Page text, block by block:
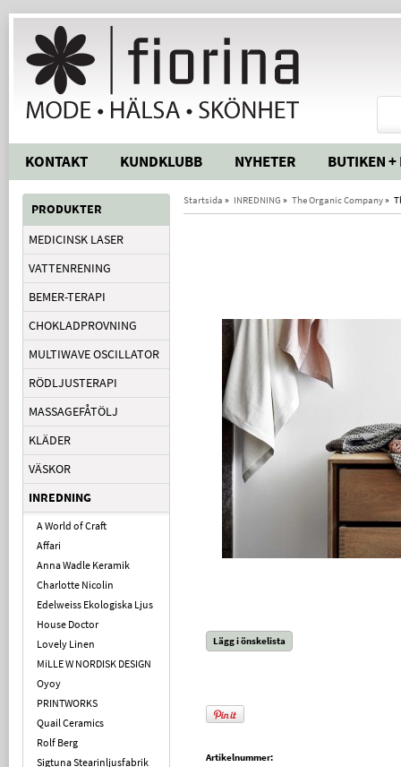
KONTAKT KUNDKLUBB NYHETER BUTIKEN +
PRODUKTER
MEDICINSK LASER
VATTENRENING
BEMER-TERAPI
CHOKLADPROVNING
MULTIWAVE OSCILLATOR
RÖDLJUSTERAPI
MASSAGEFÅTÖLJ
KLÄDER
VÄSKOR
INREDNING
A World of Craft
Affari
Anna Wadle Keramik
Charlotte Nicolin
Edelweiss Ekologiska Ljus
House Doctor
Lovely Linen
MiLLE W NORDISK DESIGN
Oyoy
PRINTWORKS
Quail Ceramics
Rolf Berg
Sigtuna Stearinljusfabrik
Startsida » INREDNING » The Organic Company»
Lägg i önskelista
Artikelnummer: